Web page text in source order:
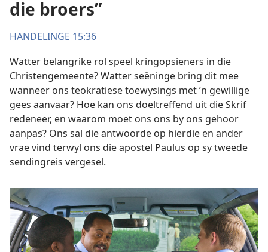
die broers”
HANDELINGE 15:36
Watter belangrike rol speel kringopsieners in die
Christengemeente? Watter seëninge bring dit mee
wanneer ons teokratiese toewysings met ’n gewillige
gees aanvaar? Hoe kan ons doeltreffend uit die Skrif
redeneer, en waarom moet ons ons by ons gehoor
aanpas? Ons sal die antwoorde op hierdie en ander
vrae vind terwyl ons die apostel Paulus op sy tweede
sendingreis vergesel.